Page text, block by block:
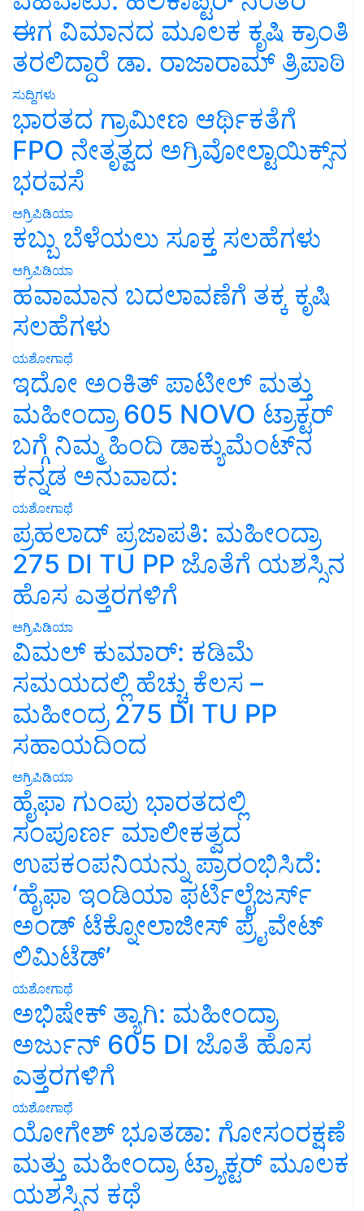
ಈಗ ವಿಮಾನದ ಮೂಲಕ ಕೃಷಿ ಕ್ರಾಂತಿ
ತರಲಿದ್ದಾರೆ ಡಾ. ರಾಜಾರಾಮ್ ತ್ರಿಪಾಠಿ
ಸುದ್ದಿಗಳು
ಭಾರತದ ಗ್ರಾಮೀಣ ಆರ್ಥಿಕತೆಗೆ
FPO ನೇತೃತ್ವದ ಅಗ್ರಿವೋಲ್ಟಾಯಿಕ್ಸ್‌ನ
ಭರವಸೆ
ಅಗ್ರಿಪಿಡಿಯಾ
ಕಬ್ಬು ಬೆಳೆಯಲು ಸೂಕ್ತ ಸಲಹೆಗಳು
ಅಗ್ರಿಪಿಡಿಯಾ
ಹವಾಮಾನ ಬದಲಾವಣೆಗೆ ತಕ್ಕ ಕೃಷಿ
ಸಲಹೆಗಳು
ಯಶೋಗಾಥೆ
ಇದೋ ಅಂಕಿತ್ ಪಾಟೀಲ್ ಮತ್ತು
ಮಹೀಂದ್ರಾ 605 NOVO ಟ್ರಾಕ್ಟರ್
ಬಗ್ಗೆ ನಿಮ್ಮ ಹಿಂದಿ ಡಾಕ್ಯುಮೆಂಟ್‌ನ
ಕನ್ನಡ ಅನುವಾದ:
ಯಶೋಗಾಥೆ
ಪ್ರಹಲಾದ್ ಪ್ರಜಾಪತಿ: ಮಹೀಂದ್ರಾ
275 DI TU PP ಜೊತೆಗೆ ಯಶಸ್ಸಿನ
ಹೊಸ ಎತ್ತರಗಳಿಗೆ
ಅಗ್ರಿಪಿಡಿಯಾ
ವಿಮಲ್ ಕುಮಾರ್: ಕಡಿಮೆ
ಸಮಯದಲ್ಲಿ ಹೆಚ್ಚು ಕೆಲಸ –
ಮಹೀಂದ್ರ 275 DI TU PP
ಸಹಾಯದಿಂದ
ಅಗ್ರಿಪಿಡಿಯಾ
ಹೈಫಾ ಗುಂಪು ಭಾರತದಲ್ಲಿ
ಸಂಪೂರ್ಣ ಮಾಲೀಕತ್ವದ
ಉಪಕಂಪನಿಯನ್ನು ಪ್ರಾರಂಭಿಸಿದೆ:
‘ಹೈಫಾ ಇಂಡಿಯಾ ಫರ್ಟಿಲೈಜರ್ಸ್
ಅಂಡ್ ಟೆಕ್ನೋಲಾಜೀಸ್ ಪ್ರೈವೇಟ್
ಲಿಮಿಟೆಡ್’
ಯಶೋಗಾಥೆ
ಅಭಿಷೇಕ್ ತ್ಯಾಗಿ: ಮಹೀಂದ್ರಾ
ಅರ್ಜುನ್ 605 DI ಜೊತೆ ಹೊಸ
ಎತ್ತರಗಳಿಗೆ
ಯಶೋಗಾಥೆ
ಯೋಗೇಶ್ ಭೂತಡಾ: ಗೋಸಂರಕ್ಷಣೆ
ಮತ್ತು ಮಹೀಂದ್ರಾ ಟ್ರ್ಯಾಕ್ಟರ್ ಮೂಲಕ
ಯಶಸ್ಸಿನ ಕಥೆ